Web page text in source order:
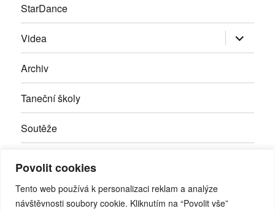
Povolit cookies
Tento web používá k personalizaci reklam a analýze
návštěvnosti soubory cookie. Kliknutím na “Povolit vše”
StarDance
Videa Zobrazit
položky
Archiv
Taneční školy
Soutěže
Kontakty